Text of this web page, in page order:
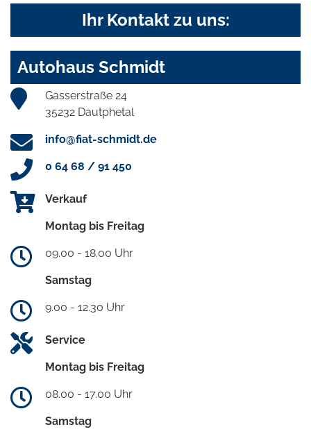
Ihr Kontakt zu uns:
Autohaus Schmidt
Gasserstraße 24
35232 Dautphetal
info@fiat-schmidt.de
0 64 68 / 91 450
Verkauf
Montag bis Freitag
09.00 - 18.00 Uhr
Samstag
9.00 - 12.30 Uhr
Service
Montag bis Freitag
08.00 - 17.00 Uhr
Samstag